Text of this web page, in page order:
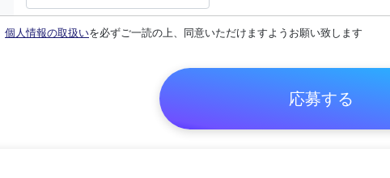
個人情報の取扱いを必ずご一読の上、同意いただけますようお願い致します